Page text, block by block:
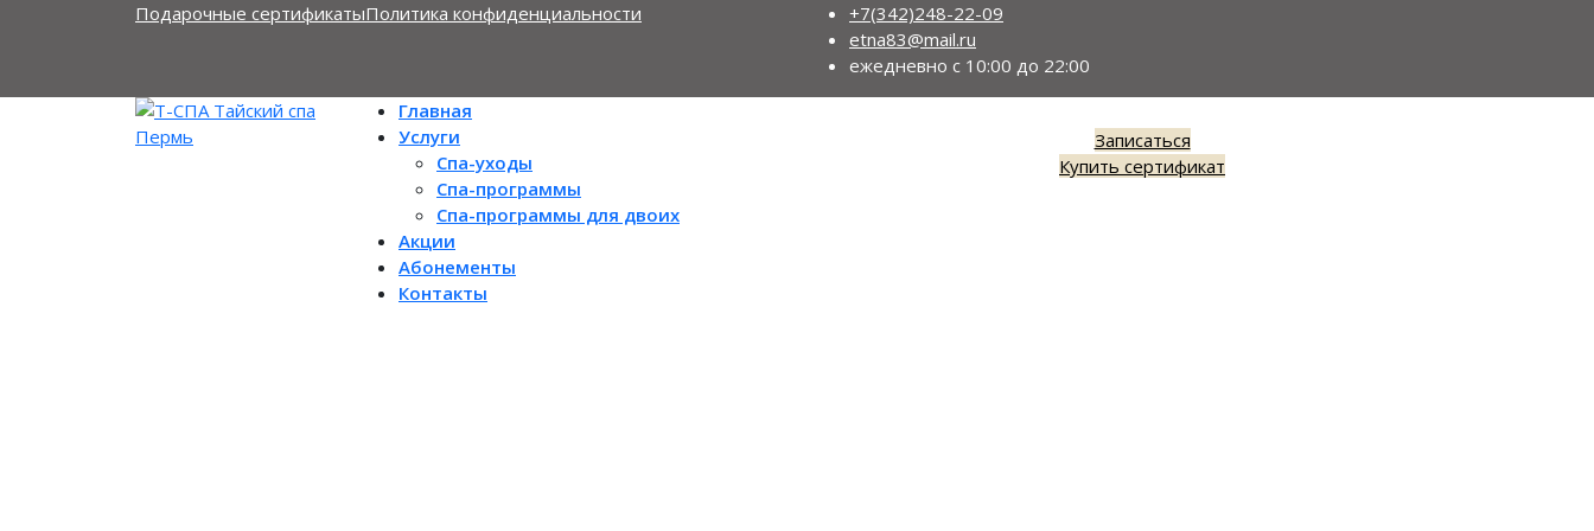
Подарочные сертификатыПолитика конфиденциальности
+7(342)248-22-09
etna83@mail.ru
ежедневно с 10:00 до 22:00
Главная
Услуги
Спа-уходы
Спа-программы
Спа-программы для двоих
Акции
Абонементы
Контакты
Записаться
Купить сертификат